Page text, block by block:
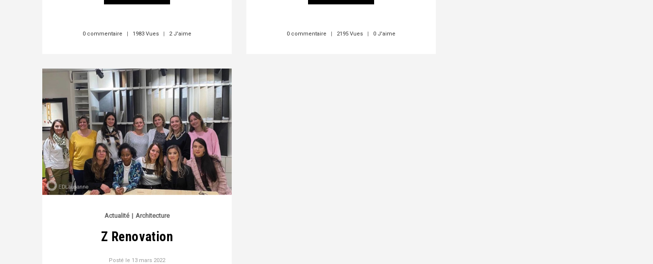
0 commentaire | 1983 Vues | 2 J'aime
Actualité | Architecture
Z Renovation
Posté le 13 mars 2022
0 commentaire | 2195 Vues | 0 J'aime